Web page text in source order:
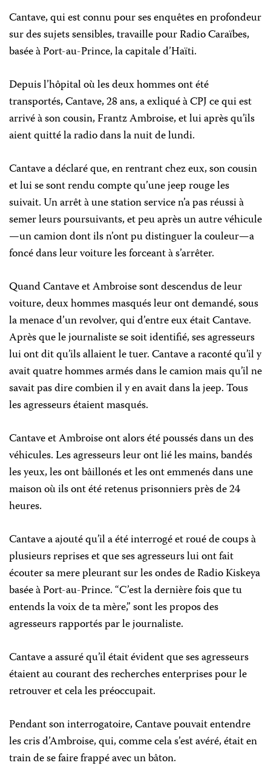
Cantave, qui est connu pour ses enquêtes en profondeur
sur des sujets sensibles, travaille pour Radio Caraïbes,
basée à Port-au-Prince, la capitale d’Haïti.
Depuis l’hôpital où les deux hommes ont été
transportés, Cantave, 28 ans, a exliqué à CPJ ce qui est
arrivé à son cousin, Frantz Ambroise, et lui après qu’ils
aient quitté la radio dans la nuit de lundi.
Cantave a déclaré que, en rentrant chez eux, son cousin
et lui se sont rendu compte qu’une jeep rouge les
suivait. Un arrêt à une station service n’a pas réussi à
semer leurs poursuivants, et peu après un autre véhicule
—un camion dont ils n’ont pu distinguer la couleur—a
foncé dans leur voiture les forceant à s’arrêter.
Quand Cantave et Ambroise sont descendus de leur
voiture, deux hommes masqués leur ont demandé, sous
la menace d’un revolver, qui d’entre eux était Cantave.
Après que le journaliste se soit identifié, ses agresseurs
lui ont dit qu’ils allaient le tuer. Cantave a raconté qu’il y
avait quatre hommes armés dans le camion mais qu’il ne
savait pas dire combien il y en avait dans la jeep. Tous
les agresseurs étaient masqués.
Cantave et Ambroise ont alors été poussés dans un des
véhicules. Les agresseurs leur ont lié les mains, bandés
les yeux, les ont bâillonés et les ont emmenés dans une
maison où ils ont été retenus prisonniers près de 24
heures.
Cantave a ajouté qu’il a été interrogé et roué de coups à
plusieurs reprises et que ses agresseurs lui ont fait
écouter sa mere pleurant sur les ondes de Radio Kiskeya
basée à Port-au-Prince. “C’est la dernière fois que tu
entends la voix de ta mère,” sont les propos des
agresseurs rapportés par le journaliste.
Cantave a assuré qu’il était évident que ses agresseurs
étaient au courant des recherches enterprises pour le
retrouver et cela les préoccupait.
Pendant son interrogatoire, Cantave pouvait entendre
les cris d’Ambroise, qui, comme cela s’est avéré, était en
train de se faire frappé avec un bâton.